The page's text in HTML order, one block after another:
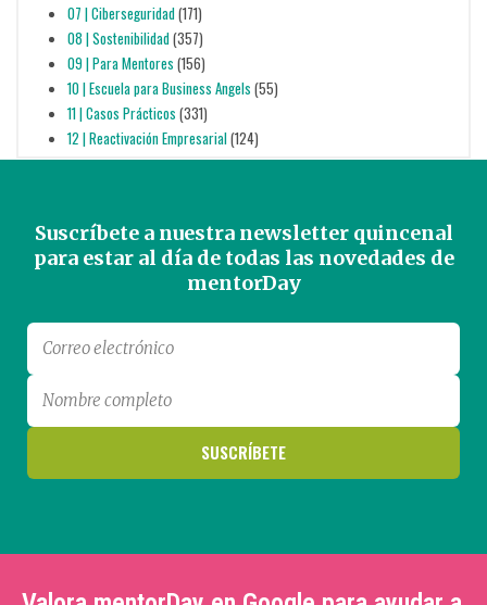
07 | Ciberseguridad(171)
08 | Sostenibilidad(357)
09 | Para Mentores (156)
10 | Escuela para Business Angels (55)
11 | Casos Prácticos (331)
12 | Reactivación Empresarial(124)
Suscríbete a nuestra newsletter quincenal
para estar al día de todas las novedades de
mentorDay